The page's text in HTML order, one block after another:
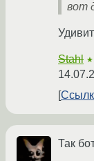
вот
Stahl
Так